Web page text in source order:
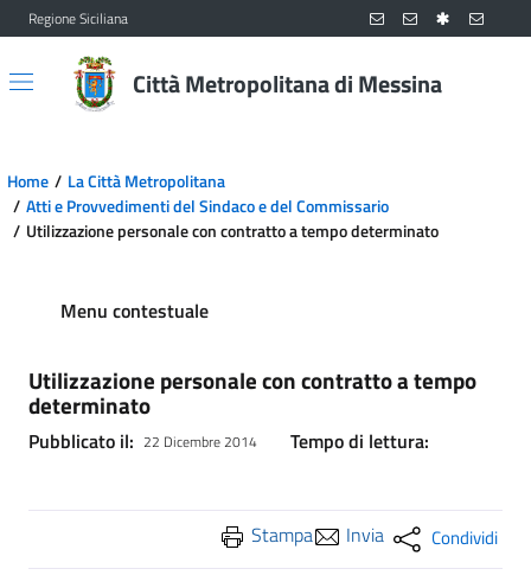
Vai al contenuto principale
Vai al menu principale
Regione Siciliana
Città Metropolitana di Messina
Home
La Città Metropolitana
Atti e Provvedimenti del Sindaco e del Commissario
Utilizzazione personale con contratto a tempo determinato
Menu contestuale
Utilizzazione personale con contratto a tempo
determinato
Pubblicato il: 22 Dicembre 2014 Tempo di lettura:
Stampa Invia Condividi